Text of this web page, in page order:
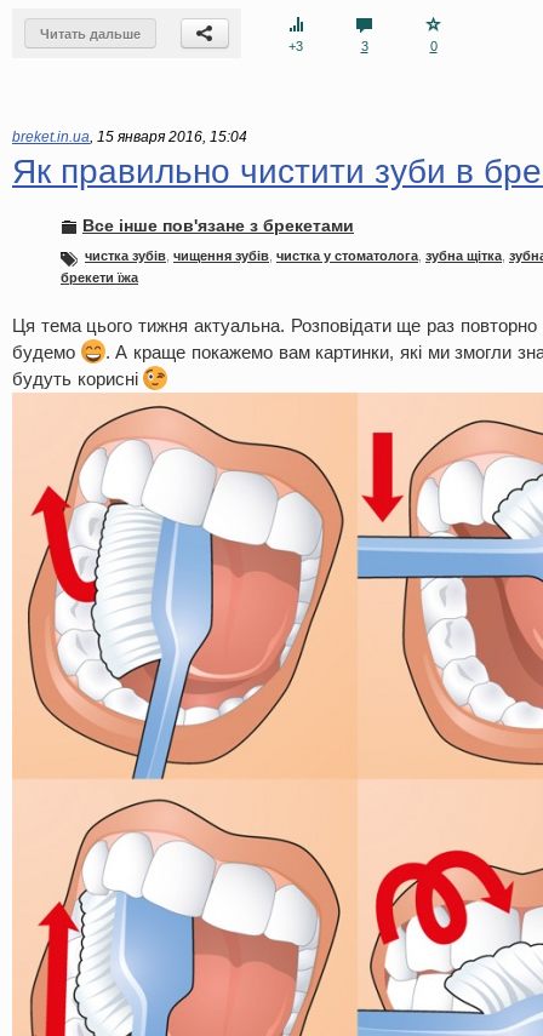
Читать дальше
+3
3 0
breket.in.ua, 15 января 2016, 15:04
Як правильно чистити зуби в
Все інше пов'язане з брекетами
чистка зубів чищення зубів чистка у стоматолога зубна щітка
брекети їжа
Ця тема цього тижня актуальна. Розповідати ще раз повторно
будемо
. А краще покажемо вам картинки, які ми змогли
будуть корисні